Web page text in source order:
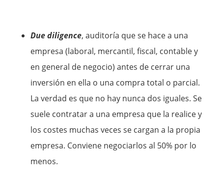
Due diligence, auditoría que se hace a una
empresa (laboral, mercantil, fiscal, contable y
en general de negocio) antes de cerrar una
inversión en ella o una compra total o parcial.
La verdad es que no hay nunca dos iguales. Se
suele contratar a una empresa que la realice y
los costes muchas veces se cargan a la propia
empresa. Conviene negociarlos al 50% por lo
menos.